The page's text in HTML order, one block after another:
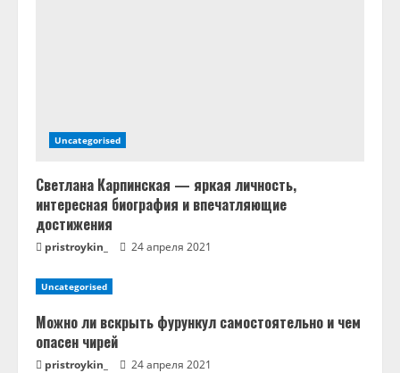
Uncategorised
Светлана Карпинская — яркая личность,
интересная биография и впечатляющие
достижения
pristroykin_ 24 апреля 2021
Uncategorised
Можно ли вскрыть фурункул самостоятельно и чем
опасен чирей
pristroykin_ 24 апреля 2021